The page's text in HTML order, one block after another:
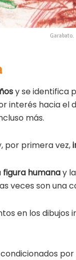
Garabato.
y se identifica
interés hacia el
más.
por primera vez,
figura humanay
veces son una
en los